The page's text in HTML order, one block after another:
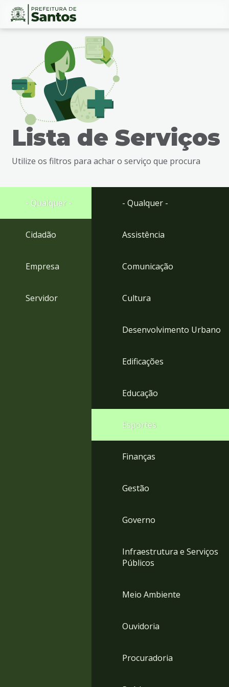
Ir
busca
Ir
rodapé
Conteúdo
Lista de Serviços
Utilize os filtros para achar o serviço que procura
- Qualquer -
Cidadão
Empresa
Servidor
- Qualquer -
Assistência
Comunicação
Cultura
Desenvolvimento Urbano
Edificações
Educação
Esportes
Finanças
Gestão
Governo
Infraestrutura e Serviços
Públicos
Meio Ambiente
Ouvidoria
Procuradoria